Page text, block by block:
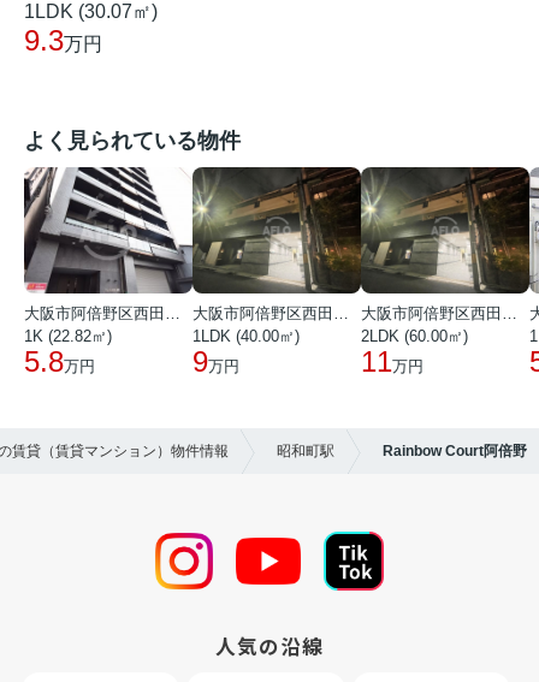
1LDK (30.07㎡)
9.3万円
よく見られている物件
大阪市阿倍野区西田辺町１丁目
1K (22.82㎡)
5.8万円
大阪市阿倍野区西田辺町１丁目
1LDK (40.00㎡)
9万円
大阪市阿倍野区西田辺町１丁目
2LDK (60.00㎡)
11万円
賃貸（賃貸マンション）物件情報 昭和町駅 Rainbow Court阿倍野
人気の沿線